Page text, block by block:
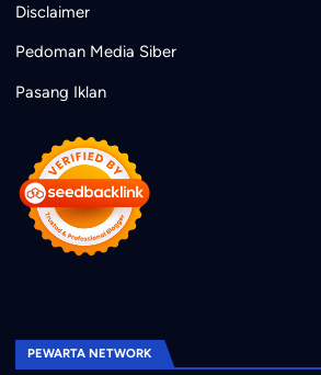
Disclaimer
Pedoman Media Siber
Pasang Iklan
PEWARTA NETWORK